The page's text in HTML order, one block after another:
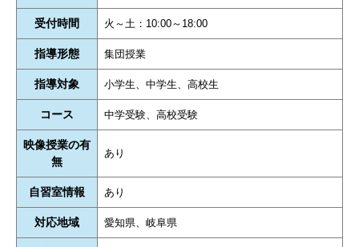
受付時間 火～土：10:00～18:00
指導形態 集団授業
指導対象 小学生、中学生、高校生
コース 中学受験、高校受験
映像授業の有
無
あり
自習室情報 あり
対応地域 愛知県、岐阜県